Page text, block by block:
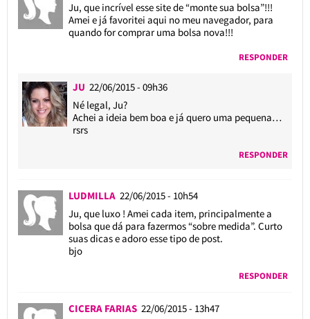
Ju, que incrível esse site de “monte sua bolsa”!!!
Amei e já favoritei aqui no meu navegador, para
quando for comprar uma bolsa nova!!!
RESPONDER
JU 22/06/2015 - 09h36
Né legal, Ju?
Achei a ideia bem boa e já quero uma pequena…
rsrs
RESPONDER
LUDMILLA 22/06/2015 - 10h54
Ju, que luxo ! Amei cada item, principalmente a
bolsa que dá para fazermos “sobre medida”. Curto
suas dicas e adoro esse tipo de post.
bjo
RESPONDER
CICERA FARIAS 22/06/2015 - 13h47